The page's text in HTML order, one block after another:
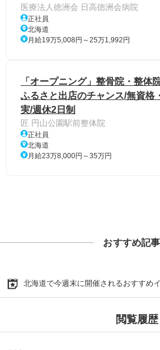
医療法人徳洲会 日高徳洲会病院
正社員
北海道
月給19万5,008円～25万1,992円
「オープニング」整骨院・整体
ふるさと出店のチャンス/無資格
実/週休2日制
匠 円山公園駅前整体院
正社員
北海道
月給23万8,000円～35万円
おすすめ記事
北海道で今週末に開催されるおすすめ
閲覧履歴